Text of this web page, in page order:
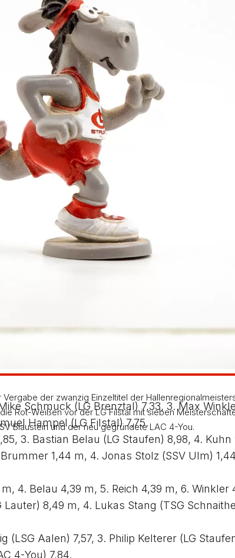
der zwanzig Einzeltitel der
Rot-Weißen vor der LG Filstal mit sieben
Blaustein und der neu gegründete LAC 4-You.
Zentimeter.
Bronze im Hochsprung mit 1,44 m. Hier lag
Stolz (9,47 m) die Konkurrenz in die
(LG Staufen) zu drei Titelgewinnen.
elf Zentimeter auf 1,47 m, und im
von 7,69 auf 7,51 Sekunden und schlug
während Jannis Keller (LG Filstal) mit 4,47
wieselflinke Mara Mallwitz (LSG Aalen)
um eine winzige Hundertstelsekunde. Die
Clubkameradin Laura Gross (9,37) und im
m vor Anne Kotzan (TSV Blaustein), die
entschied mit 4,70 m zu 4,65 m
mit 1,48 m. Schlussendlich gab es mit
Freiluft-Bestleistung von 1,18 m zu Buche
Schmuck (LG Brenztal) 7,33, 3. Max
Hampel (LG Filstal) 7,75.
3. Bastian Belau (LG Staufen) 8,98, 4.
1,44 m, 4. Jonas Stolz (SSV Ulm)
4. Belau 4,39 m, 5. Reich 4,39 m, 6. Winkler
8,49 m, 4. Lukas Stang (TSG
(LSG Aalen) 7,57, 3. Philip Kelterer (LG
4-You) 7,84.